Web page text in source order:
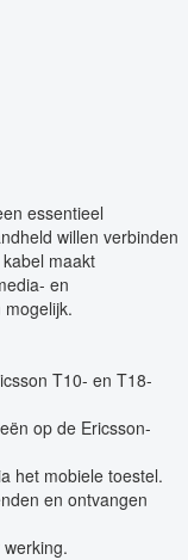
essentieel
willen verbinden
maakt
en
T10- en T18-
op de Ericsson-
het mobiele toestel.
en ontvangen